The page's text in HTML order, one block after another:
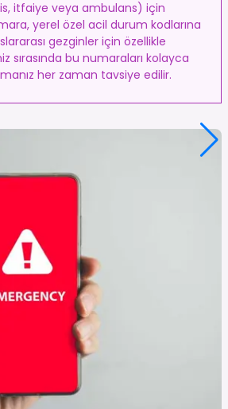
itfaiye veya ambulans) için
yerel özel acil durum kodlarına
gezginler için özellikle
sırasında bu numaraları kolayca
her zaman tavsiye edilir.